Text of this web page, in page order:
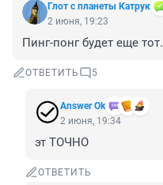
Глот с планеты Катрук
2 июня, 19:23
Пинг-понг будет еще тот.
ОТВЕТИТЬ 5
Answer Ok
2 июня, 19:34
эт ТОЧНО
ОТВЕТИТЬ